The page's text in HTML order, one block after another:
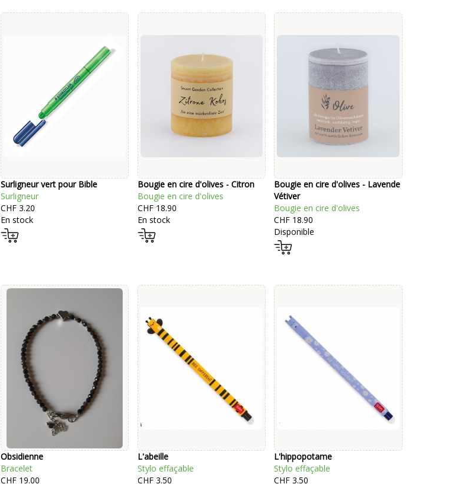
Surligneur vert pour Bible
Surligneur
CHF 3.20
En stock
Bougie en cire d'olives - Citron
Bougie en cire d'olives
CHF 18.90
En stock
Bougie en cire d'olives - Lavende
Vétiver
Bougie en cire d'olives
CHF 18.90
Disponible
Obsidienne
Bracelet
CHF 19.00
L'abeille
Stylo effaçable
CHF 3.50
L'hippopotame
Stylo effaçable
CHF 3.50